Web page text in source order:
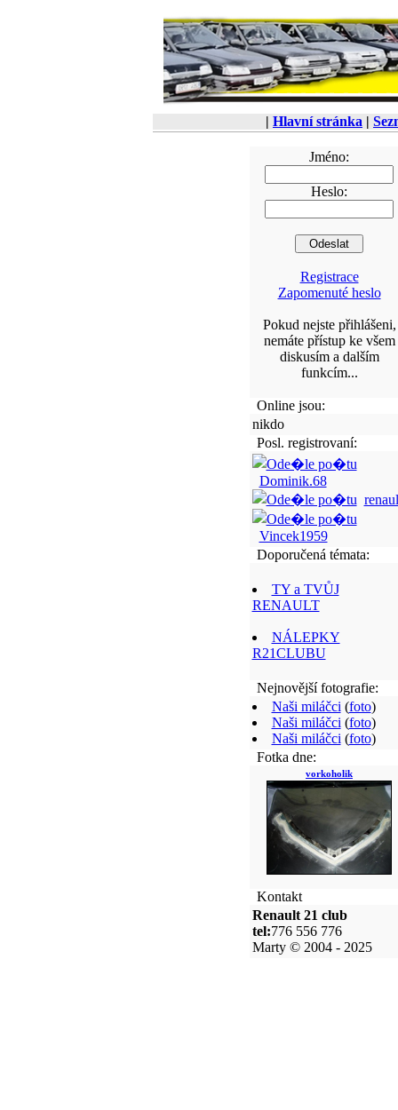
| Hlavní stránka |
Jméno:
Heslo:
Registrace
Zapomenuté heslo
Pokud nejste přihlášeni,
nemáte přístup ke všem
diskusím a dalším
funkcím...
Online jsou:
nikdo
Posl. registrovaní:
Dominik.68
Vincek1959
Doporučená témata:
TY a TVŮJ
RENAULT
NÁLEPKY
R21CLUBU
Nejnovější fotografie:
Naši miláčci (foto)
Naši miláčci (foto)
Naši miláčci (foto)
Fotka dne:
vorkoholik
Kontakt
Renault 21 club
tel:776 556 776
Marty © 2004 - 2025